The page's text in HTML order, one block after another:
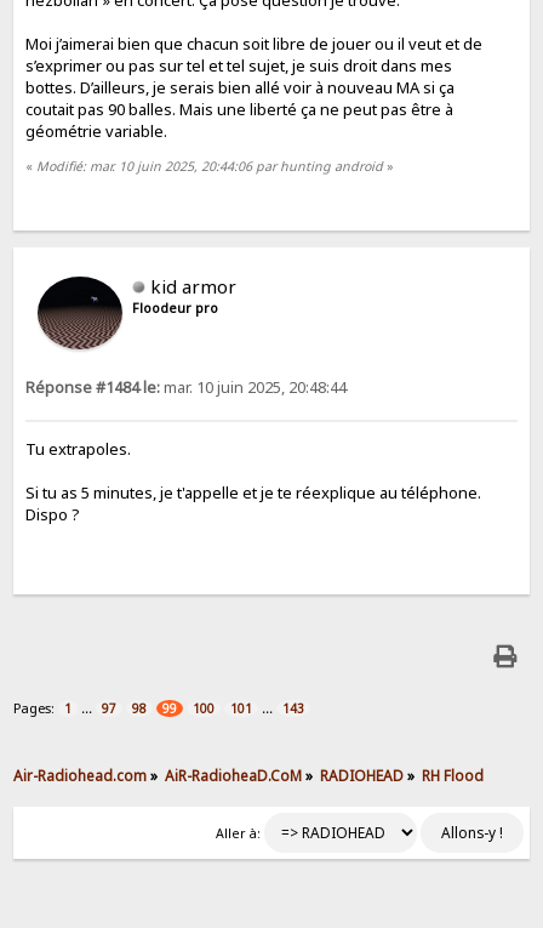
Moi j’aimerai bien que chacun soit libre de jouer ou il veut et de
s’exprimer ou pas sur tel et tel sujet, je suis droit dans mes
bottes. D’ailleurs, je serais bien allé voir à nouveau MA si ça
coutait pas 90 balles. Mais une liberté ça ne peut pas être à
géométrie variable.
« Modifié: mar. 10 juin 2025, 20:44:06 par hunting android»
kid armor
Floodeur pro
Réponse #1484 le:mar. 10 juin 2025, 20:48:44
Tu extrapoles.
Si tu as 5 minutes, je t'appelle et je te réexplique au téléphone.
Dispo ?
Pages: 1 ... 97 98 99 100 101 ... 143
Air-Radiohead.com» AiR-RadioheaD.CoM» RADIOHEAD» RH Flood
Aller à: